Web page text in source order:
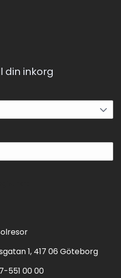
din inkorg
1, 417 06 Göteborg
551 00 00